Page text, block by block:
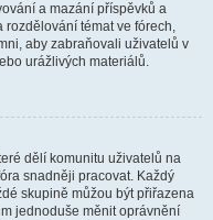
a mazání příspěvků a
témat ve fórech,
aby zabraňovali uživatelů v
urážlivých materiálů.
dělí komunitu uživatelů na
snadněji pracovat. Každý
skupině můžou být přiřazena
jednoduše měnit oprávnění